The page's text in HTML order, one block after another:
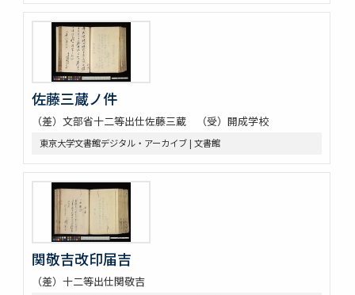
佐藤三蔵ノ件
（差）文部省十二等出仕佐藤三蔵 （受）開成学校
東京大学文書館デジタル・アーカイブ | 文書館
関敬吉改印届吉
（差）十二等出仕関敬吉